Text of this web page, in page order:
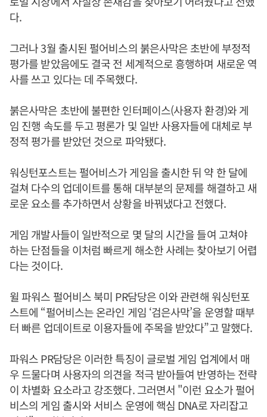
다.
그러나 3월 출시된 펄어비스의 붉은사막은 초반에 부정적
평가를 받았음에도 결국 전 세계적으로 흥행하며 새로운 역
사를 쓰고 있다는 데 주목했다.
붉은사막은 초반에 불편한 인터페이스(사용자 환경)와 게
임 진행 속도를 두고 평론가 및 일반 사용자들에 대체로 부
정적 평가를 받았던 것으로 파악됐다.
워싱턴포스트는 펄어비스가 게임을 출시한 뒤 약 한 달에
걸쳐 다수의 업데이트를 통해 대부분의 문제를 해결하고 새
로운 요소를 추가하면서 상황을 바꿔냈다고 전했다.
게임 개발사들이 일반적으로 몇 달의 시간을 들여 고쳐야
하는 단점들을 이처럼 빠르게 해소한 사례는 찾아보기 어렵
다는 것이다.
윌 파워스 펄어비스 북미 PR담당은 이와 관련해 워싱턴포
스트에 “펄어비스는 온라인 게임 ‘검은사막’을 운영할 때부
터 빠른 업데이트로 이용자들에 주목을 받았다”고 말했다.
파워스 PR담당은 이러한 특징이 글로벌 게임 업계에서 매
우 드물다며 사용자의 의견을 적극 받아들여 반영하는 전략
이 차별화 요소라고 강조했다. 그러면서 "이런 요소가 펄어
비스의 게임 출시와 서비스 운영에 핵심 DNA로 자리잡고